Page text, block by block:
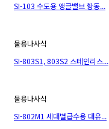
SI-103 수도용 앵글밸브 황동...
물용나사식
SI-803S1, 803S2 스테인리스...
물용나사식
SI-802M1 세대별급수용 대유...